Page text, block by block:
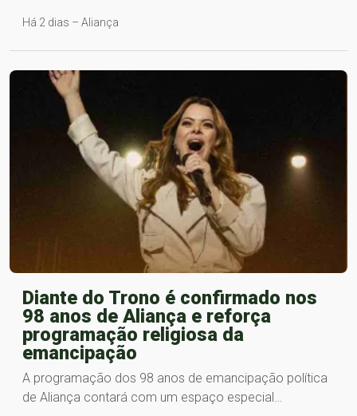
Há 2 dias – Aliança
Diante do Trono é confirmado nos
98 anos de Aliança e reforça
programação religiosa da
emancipação
A programação dos 98 anos de emancipação política
de Aliança contará com um espaço especial…